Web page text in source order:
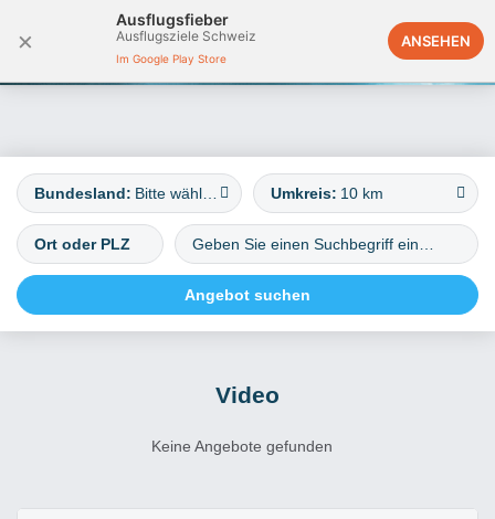
×
Ausflugsfieber
Ausflugsziele Schweiz
Im Google Play Store
ANSEHEN
Deutschland
Bundesland: Umkreis: 10 km
Video
Keine Angebote gefunden